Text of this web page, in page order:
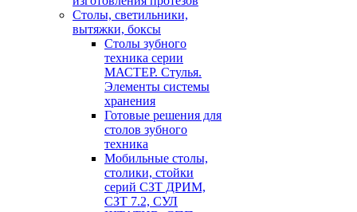
Cтолы, светильники,
вытяжки, боксы
Столы зубного
техника серии
МАСТЕР. Стулья.
Элементы системы
хранения
Готовые решения для
столов зубного
техника
Мобильные столы,
столики, стойки
серий СЗТ ДРИМ,
СЗТ 7.2, СУЛ